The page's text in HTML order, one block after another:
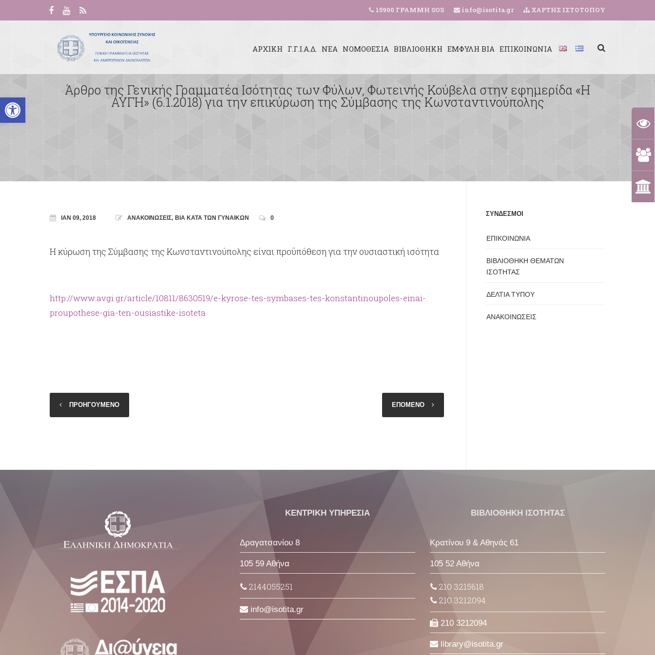
Ανοίξτε τη γραμμή εργαλείων
15900 ΓΡΑΜΜΗ SOS info@isotita.gr ΧΑΡΤΗΣ ΙΣΤΟΤΟΠΟΥ
ΑΡΧΙΚΗ Γ.Γ.Ι.Α.Δ. ΝΕΑ ΝΟΜΟΘΕΣΙΑ ΒΙΒΛΙΟΘΗΚΗ ΕΜΦΥΛΗ ΒΙΑ ΕΠΙΚΟΙΝΩΝΙΑ
Άρθρο της Γενικής Γραμματέα Ισότητας των Φύλων, Φωτεινής Κούβελα στην εφημερίδα «Η
ΑΥΓΗ» (6.1.2018) για την επικύρωση της Σύμβασης της Κωνσταντινούπολης
ΙΑΝ 09, 2018 ΑΝΑΚΟΙΝΩΣΕΙΣ, ΒΙΑ ΚΑΤΑ ΤΩΝ ΓΥΝΑΙΚΩΝ 0
Η κύρωση της Σύμβασης της Κωνσταντινούπολης είναι προϋπόθεση για την ουσιαστική ισότητα
http://www.avgi.gr/article/10811/8630519/e-kyrose-tes-symbases-tes-konstantinoupoles-einai-
proupothese-gia-ten-ousiastike-isoteta
ΠΡΟΗΓΟΥΜΕΝΟ ΕΠΟΜΕΝΟ
ΣΥΝΔΕΣΜΟΙ
ΕΠΙΚΟΙΝΩΝΙΑ
ΒΙΒΛΙΟΘΗΚΗ ΘΕΜΑΤΩΝ
ΙΣΟΤΗΤΑΣ
ΔΕΛΤΙΑ ΤΥΠΟΥ
ΑΝΑΚΟΙΝΩΣΕΙΣ
ΚΕΝΤΡΙΚΗ ΥΠΗΡΕΣΙΑ
Δραγατσανίου 8
105 59 Αθήνα
2144055251
info isotita gr
ΒΙΒΛΙΟΘΗΚΗ ΙΣΟΤΗΤΑΣ
Κρατίνου 9 & Αθηνάς 61
105 52 Αθήνα
210 3215618
210 3212094
210 3212094
library isotita gr